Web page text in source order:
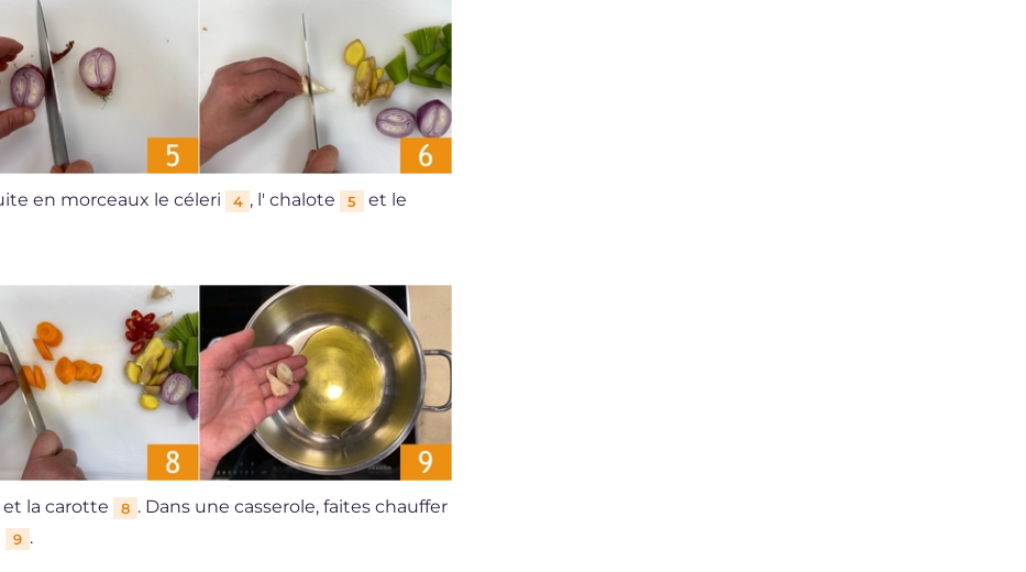
en morceaux le céleri 4 , l' chalote 5
et le
et la carotte 8 . Dans une casserole, faites chauffer
9 .